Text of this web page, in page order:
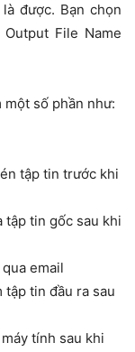
được. Bạn chọn
File Name
số phần như:
tập tin trước khi
tin gốc sau khi
email
tin đầu ra sau
tính sau khi